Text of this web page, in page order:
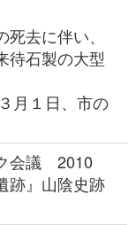
去に伴い、
待石製の大型
月１日、市の
会議 2010
跡』山陰史跡